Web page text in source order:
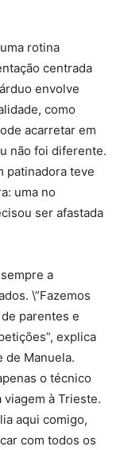
rotina
centrada
envolve
como
acarretar em
não foi diferente.
patinadora teve
uma no
ser afastada
a
\”Fazemos
parentes e
explica
de Manuela.
o técnico
viagem à Trieste.
aqui comigo,
com todos os